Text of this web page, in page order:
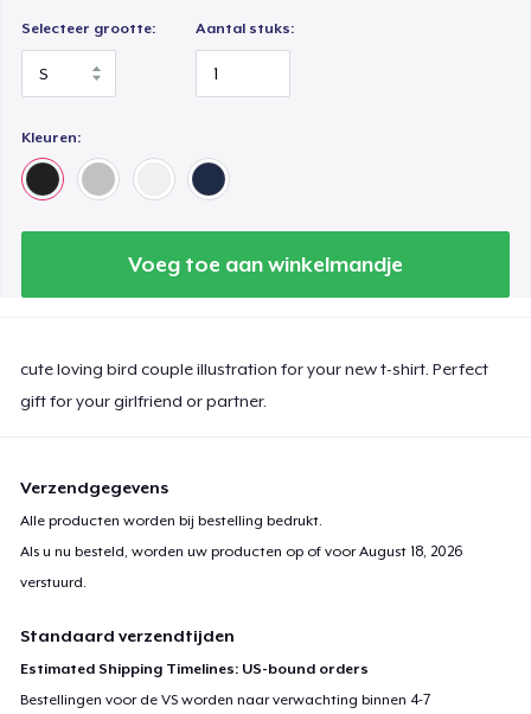
Selecteer grootte: Aantal stuks:
Kleuren:
Voeg toe aan winkelmandje
cute loving bird couple illustration for your new t-shirt. Perfect
gift for your girlfriend or partner.
Verzendgegevens
Alle producten worden bij bestelling bedrukt.
Als u nu besteld, worden uw producten op of voorAugust 18, 2026
verstuurd.
Standaard verzendtijden
Estimated Shipping Timelines: US-bound orders
Bestellingen voor de VS worden naar verwachting binnen 4-7